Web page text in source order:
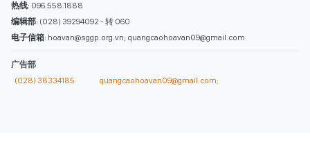
热线: 096.558.1888
编辑部: (028) 39294092 - 转 060
电子信箱: hoavan@sggp.org.vn; quangcaohoavan09@gmail.com
广告部
(028) 38334185
quangcaohoavan09@gmail.com;